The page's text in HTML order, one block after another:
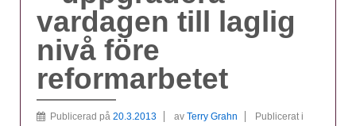
vardagen till laglig
nivå före
reformarbetet
Publicerad på 20.3.2013 av Terry Grahn
Publicerat i